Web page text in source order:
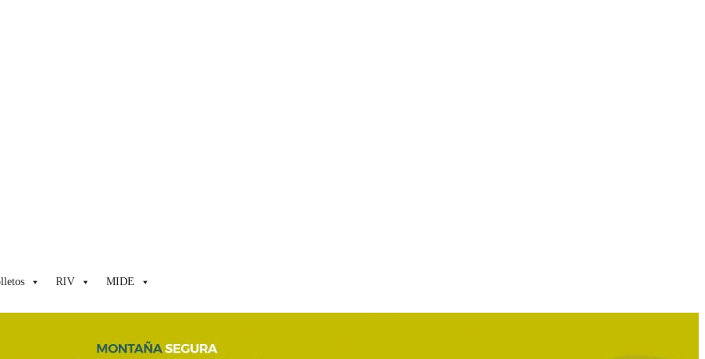
RIV MIDE